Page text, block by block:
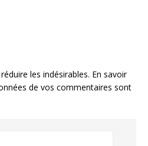
les indésirables. En savoir
de vos commentaires sont